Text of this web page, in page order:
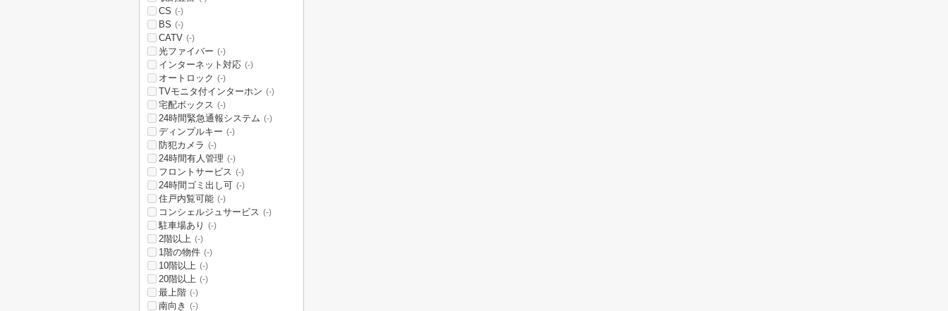
CS (-)
BS (-)
CATV (-)
光ファイバー (-)
インターネット対応 (-)
オートロック (-)
TVモニタ付インターホン (-)
宅配ボックス (-)
24時間緊急通報システム (-)
ディンプルキー (-)
防犯カメラ (-)
24時間有人管理 (-)
フロントサービス (-)
24時間ゴミ出し可 (-)
住戸内覧可能 (-)
コンシェルジュサービス (-)
駐車場あり (-)
2階以上 (-)
1階の物件 (-)
10階以上 (-)
20階以上 (-)
最上階 (-)
南向き (-)